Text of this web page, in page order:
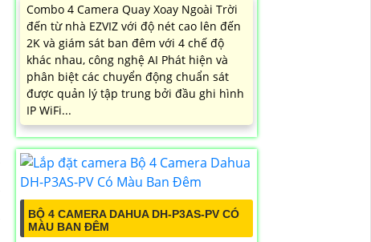
Combo 4 Camera Quay Xoay Ngoài Trời
đến từ nhà EZVIZ với độ nét cao lên đến
2K và giám sát ban đêm với 4 chế độ
khác nhau, công nghệ AI Phát hiện và
phân biệt các chuyển động chuẩn sát
được quản lý tập trung bởi đầu ghi hình
IP WiFi...
BỘ 4 CAMERA DAHUA DH-P3AS-PV CÓ
MÀU BAN ĐÊM